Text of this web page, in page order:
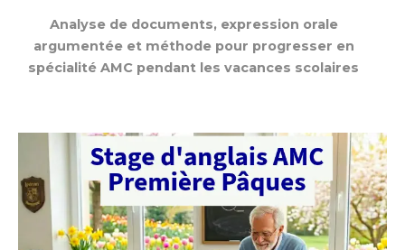
Analyse de documents, expression orale
argumentée et méthode pour progresser en
spécialité AMC pendant les vacances scolaires